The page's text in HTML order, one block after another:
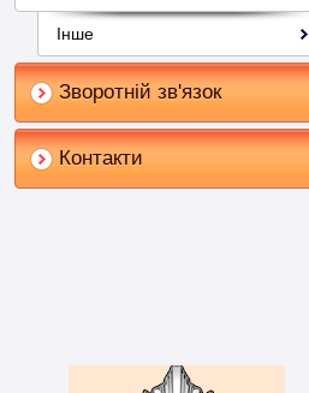
Інше
Зворотній зв'язок
Контакти